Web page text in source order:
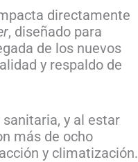
directamente
, diseñado para
de los nuevos
y respaldo de
y al estar
más de ocho
y climatización.